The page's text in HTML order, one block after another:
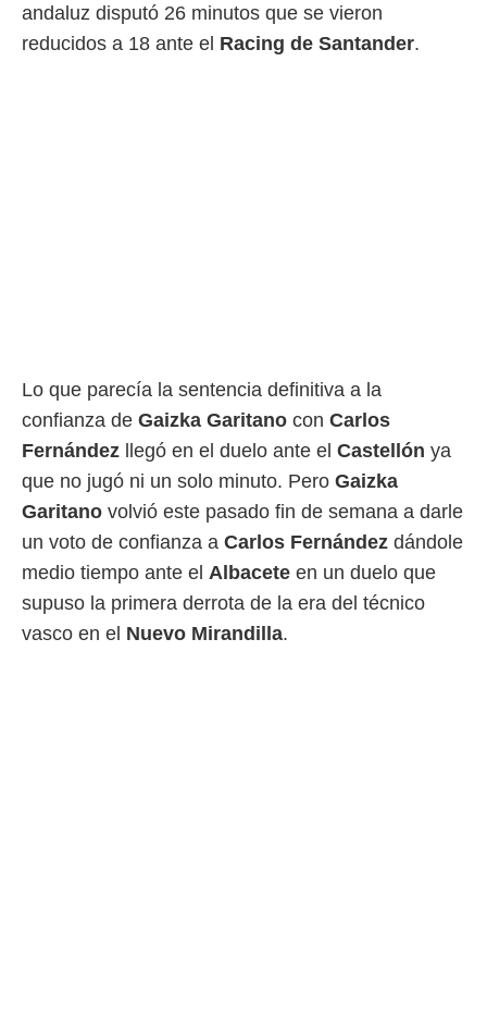
Para
su
u
un
datos
perfiles
crear un
andaluz disputó 26 minutos que se vieron
reducidos a 18 ante el Racing de Santander.
Lo que parecía la sentencia definitiva a la
confianza de Gaizka Garitano con Carlos
Fernández
llegó en el duelo ante el Castellón ya
que no jugó ni un solo minuto. Pero Gaizka
Garitano volvió este pasado fin de semana a darle
un voto de confianza a Carlos Fernández dándole
medio tiempo ante el Albacete en un duelo que
supuso la primera derrota de la era del técnico
vasco en el Nuevo Mirandilla.